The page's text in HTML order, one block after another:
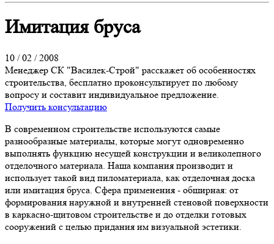
Имитация бруса
10 / 02 / 2008
Менеджер СК "Василек-Строй" расскажет об особенностях
строительства, бесплатно проконсультирует по любому
вопросу и составит индивидуальное предложение.
Получить консультацию
В современном строительстве используются самые
разнообразные материалы, которые могут одновременно
выполнять функцию несущей конструкции и великолепного
отделочного материала. Наша компания производит и
использует такой вид пиломатериала, как отделочная доска
или имитация бруса. Сфера применения - обширная: от
формирования наружной и внутренней стеновой поверхности
в каркасно-щитовом строительстве и до отделки готовых
сооружений с целью придания им визуальной эстетики.